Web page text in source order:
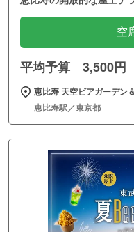
空
平均予算 3,500円
恵比寿 天空ビアガーデン
恵比寿駅／東京都